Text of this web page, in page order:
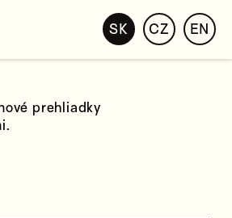
SK CZ EN
prehliadky